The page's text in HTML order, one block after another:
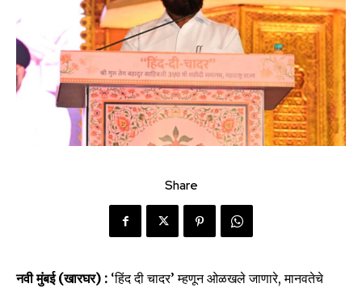
Share
नवी मुंबई (खारघर) : ‘हिंद दी चादर’ म्हणून ओळखले जाणारे, मानवतेचे